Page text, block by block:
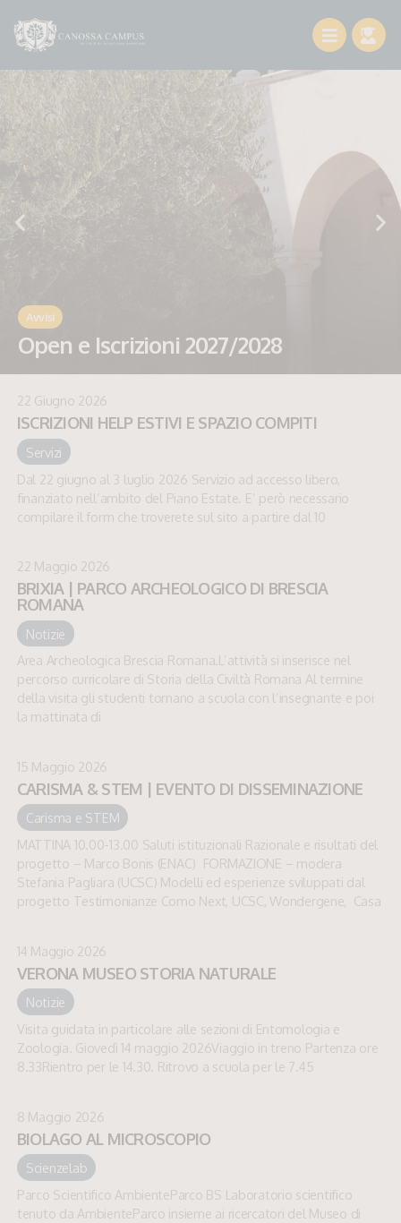
Avvisi
Open e Iscrizioni 2027/2028
22 Giugno 2026
ISCRIZIONI HELP ESTIVI E SPAZIO COMPITI
Servizi
Dal 22 giugno al 3 luglio 2026 Servizio ad accesso libero,
finanziato nell’ambito del Piano Estate. E’ però necessario
compilare il form che troverete sul sito a partire dal 10
22 Maggio 2026
BRIXIA | PARCO ARCHEOLOGICO DI BRESCIA
ROMANA
Notizie
Area Archeologica Brescia Romana.L’attività si inserisce nel
percorso curricolare di Storia della Civiltà Romana Al termine
della visita gli studenti tornano a scuola con l’insegnante e poi
la mattinata di
15 Maggio 2026
CARISMA & STEM | EVENTO DI DISSEMINAZIONE
Carisma e STEM
MATTINA 10.00-13.00 Saluti istituzionali Razionale e risultati del
progetto – Marco Bonis (ENAC) FORMAZIONE – modera
Stefania Pagliara (UCSC) Modelli ed esperienze sviluppati dal
progetto Testimonianze Como Next, UCSC, Wondergene, Casa
14 Maggio 2026
VERONA MUSEO STORIA NATURALE
Notizie
Visita guidata in particolare alle sezioni di Entomologia e
Zoologia. Giovedì 14 maggio 2026Viaggio in treno Partenza ore
8.33Rientro per le 14.30. Ritrovo a scuola per le 7.45
8 Maggio 2026
BIOLAGO AL MICROSCOPIO
Scienzelab
Parco Scientifico AmbienteParco BS Laboratorio scientifico
tenuto da AmbienteParco insieme ai ricercatori del Museo di